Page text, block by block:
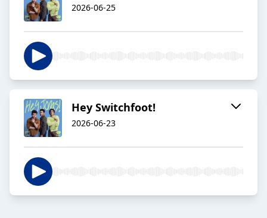
2026-06-25
Hey Switchfoot!
2026-06-23